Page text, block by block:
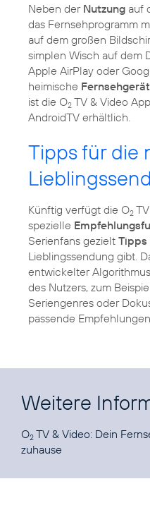
Neben der Nutzung auf
das Fernsehprogramm
auf dem großen
simplen Wisch auf dem
Apple AirPlay oder
heimische Fernsehgerät
ist die O2 TV & Video
AndroidTV erhältlich.
Tipps für die
Künftig verfügt die O2
spezielle
Serienfans gezielt Tipps
Lieblingssendung gibt.
entwickelter
des Nutzers, zum
Seriengenres oder
passende
Weitere
O2 TV & Video: Dein
zuhause